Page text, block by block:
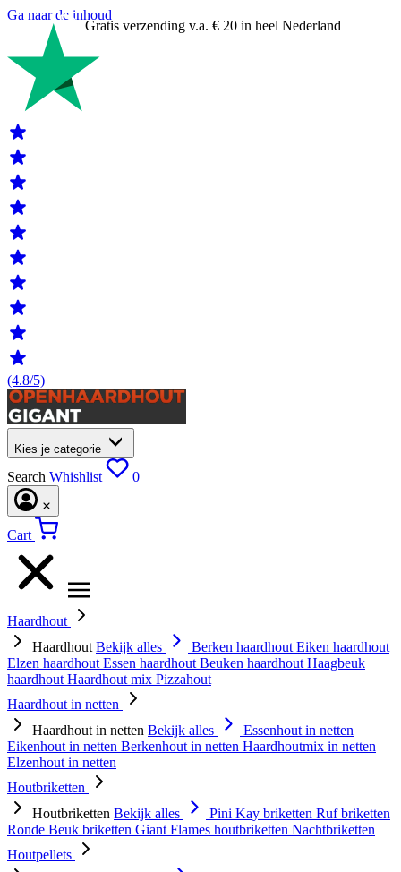
Ga naar de inhoud
Gratis verzending v.a. € 20 in heel Nederland
(4.8/5)
Kies je categorie
Search Whishlist 0
Cart
Haardhout
Haardhout Bekijk alles Berken haardhout Eiken haardhout
Elzen haardhout Essen haardhout Beuken haardhout Haagbeuk
haardhout Haardhout mix Pizzahout
Haardhout in netten
Haardhout in netten Bekijk alles
Essenhout in netten
Eikenhout in netten Berkenhout in netten Haardhoutmix in netten
Elzenhout in netten
Houtbriketten
Houtbriketten Bekijk alles Pini Kay briketten Ruf briketten
Ronde Beuk briketten Giant Flames houtbriketten Nachtbriketten
Houtpellets